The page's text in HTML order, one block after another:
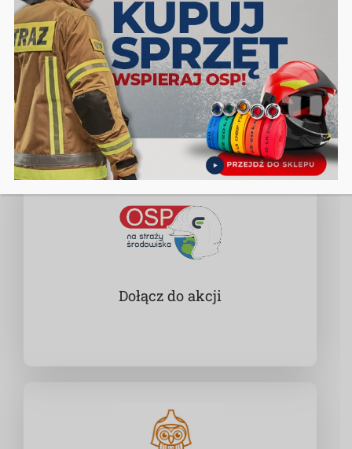
Nieodpłatna pomoc prawna
w zakresie związanym z funkcjonowaniem OSP
Dołącz do akcji